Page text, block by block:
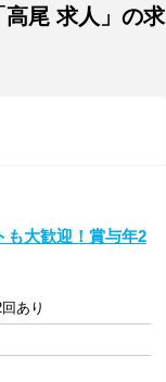
高尾 求人」の求
大歓迎！賞与年2
あり